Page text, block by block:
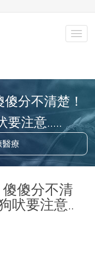
分不清楚！
要注意.....
醫療
傻分不清
吠要注意..